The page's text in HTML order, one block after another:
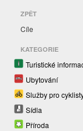
ZPĚT
Cíle
KATEGORIE
Turistické
Ubytování
Služby pro
Sídla
Příroda